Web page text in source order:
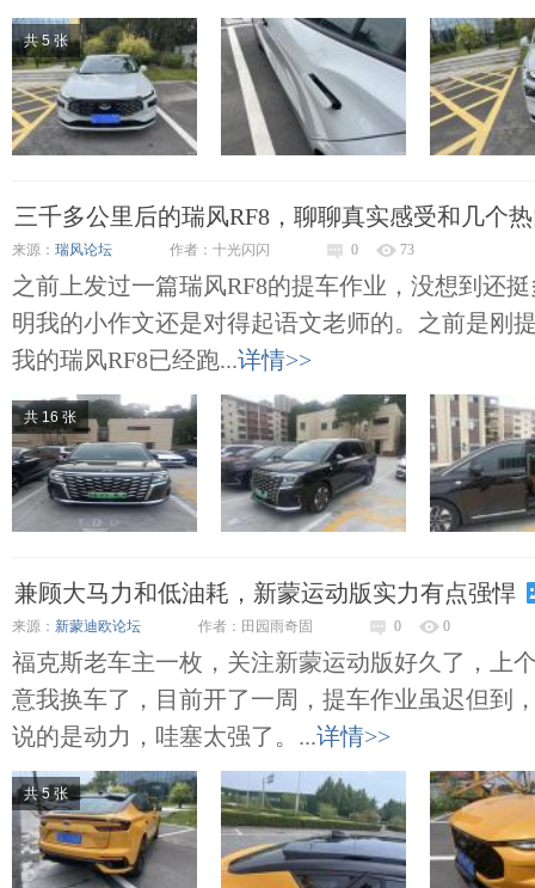
共 5 张
三千多公里后的瑞风RF8，聊聊真实感受和几个
来源： 瑞风论坛 作者：十光闪闪 0 73
之前上发过一篇瑞风RF8的提车作业，没想到还
明我的小作文还是对得起语文老师的。之前是刚
我的瑞风RF8已经跑...详情>>
共 16 张
兼顾大马力和低油耗，新蒙运动版实力有点强悍
来源： 新蒙迪欧论坛 作者：田园雨奇固 0 0
福克斯老车主一枚，关注新蒙运动版好久了，上
意我换车了，目前开了一周，提车作业虽迟但到
说的是动力，哇塞太强了。...详情>>
共 5 张